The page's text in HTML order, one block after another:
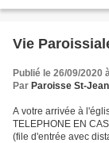
Vie
Publié le 26/09/2020
Par Paroisse St-
A votre arrivée à
TELEPHONE EN
(file d'entrée avec